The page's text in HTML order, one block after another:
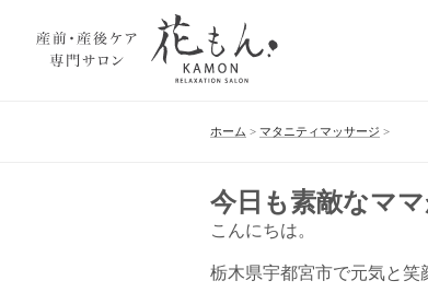
ホーム > マタニティマッサージ >
今日も素敵なマ
こんにちは。
栃木県宇都宮市で元気と笑